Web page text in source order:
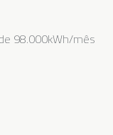
98.000kWh/mês